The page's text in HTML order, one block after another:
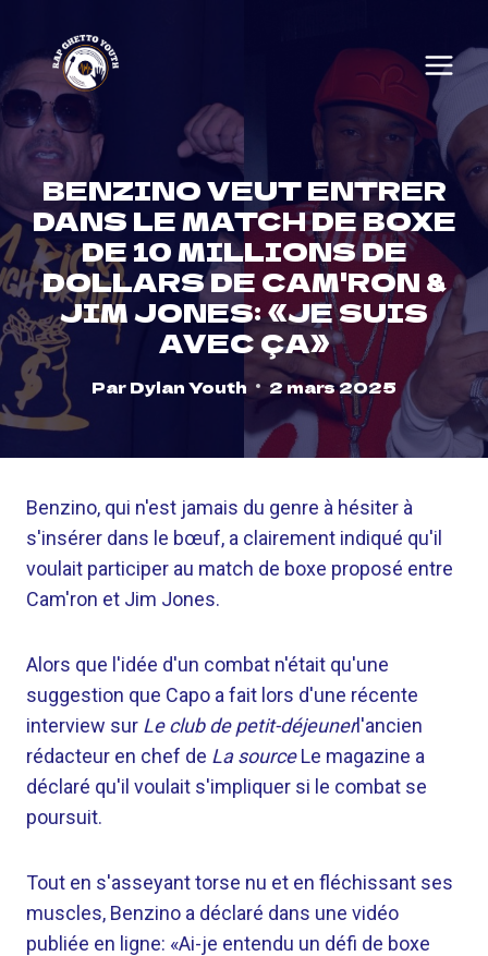
content
BENZINO VEUT ENTRER
DANS LE MATCH DE BOXE
DE 10 MILLIONS DE
DOLLARS DE CAM'RON &
JIM JONES: «JE SUIS
AVEC ÇA»
ParDylan Youth 2 mars 2025
Benzino, qui n'est jamais du genre à hésiter à
s'insérer dans le bœuf, a clairement indiqué qu'il
voulait participer au match de boxe proposé entre
Cam'ron et Jim Jones.
Alors que l'idée d'un combat n'était qu'une
suggestion que Capo a fait lors d'une récente
interview sur Le club de petit-déjeunerl'ancien
rédacteur en chef de La sourceLe magazine a
déclaré qu'il voulait s'impliquer si le combat se
poursuit.
Tout en s'asseyant torse nu et en fléchissant ses
muscles, Benzino a déclaré dans une vidéo
publiée en ligne: «Ai-je entendu un défi de boxe